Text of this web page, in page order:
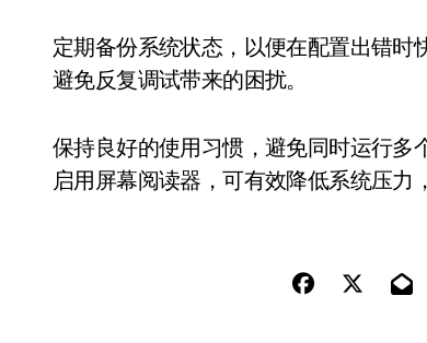
定期备份系统状态，以便在配置出错时
避免反复调试带来的困扰。
保持良好的使用习惯，避免同时运行
启用屏幕阅读器，可有效降低系统压力